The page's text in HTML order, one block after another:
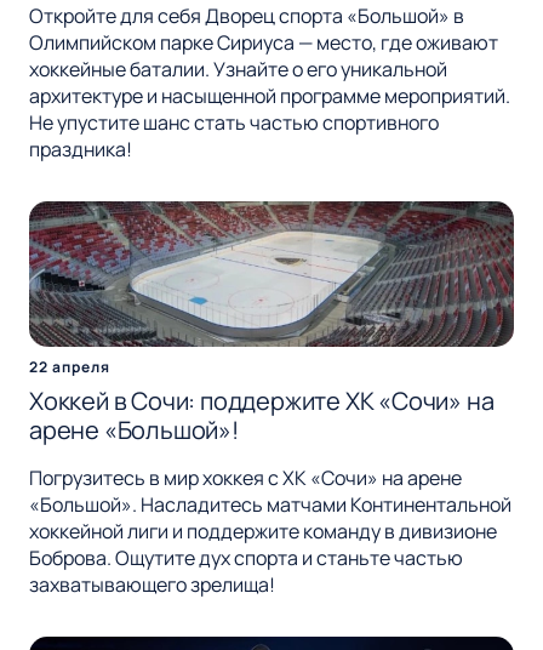
Откройте для себя Дворец спорта «Большой» в
Олимпийском парке Сириуса — место, где оживают
хоккейные баталии. Узнайте о его уникальной
архитектуре и насыщенной программе мероприятий.
Не упустите шанс стать частью спортивного
праздника!
22 апреля
Хоккей в Сочи: поддержите ХК «Сочи» на
арене «Большой»!
Погрузитесь в мир хоккея с ХК «Сочи» на арене
«Большой». Насладитесь матчами Континентальной
хоккейной лиги и поддержите команду в дивизионе
Боброва. Ощутите дух спорта и станьте частью
захватывающего зрелища!